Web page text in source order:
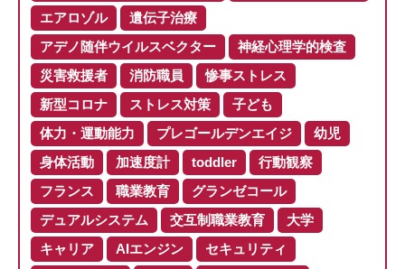
エアロゾル
遺伝子治療
アデノ随伴ウイルスベクター
神経心理学的検査
災害救援者
消防職員
惨事ストレス
新型コロナ
ストレス対策
子ども
体力・運動能力
プレゴールデンエイジ
幼児
身体活動
加速度計 toddler
行動観察
フランス
職業教育
グランゼコール
デュアルシステム
交互制職業教育
大学
キャリア
AIエンジン
セキュリティ